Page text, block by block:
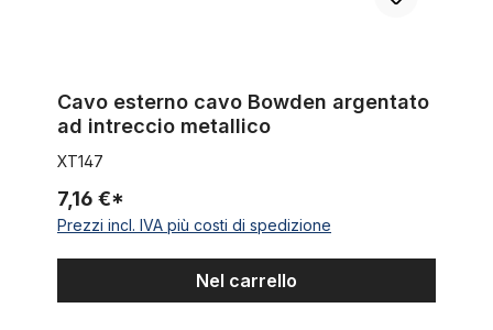
Cavo esterno cavo Bowden argentato
ad intreccio metallico
XT147
7,16 €*
Prezzi incl. IVA più costi di spedizione
Nel carrello